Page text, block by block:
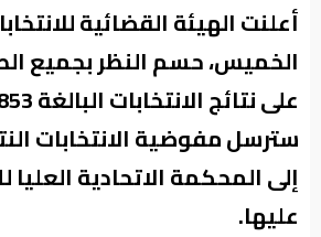
أعلنت الهيئة القضائية
الخميس، حسم النظر بجميع
سترسل مفوضية الانتخابات
إلى المحكمة الاتحادية
عليها.